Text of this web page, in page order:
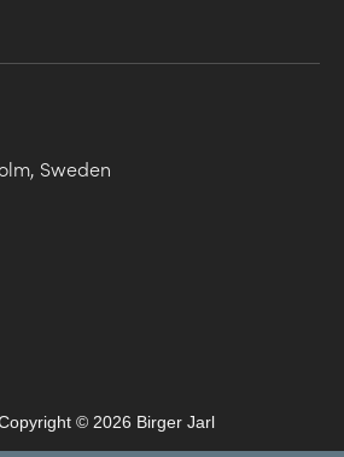
Sweden
© 2026 Birger Jarl